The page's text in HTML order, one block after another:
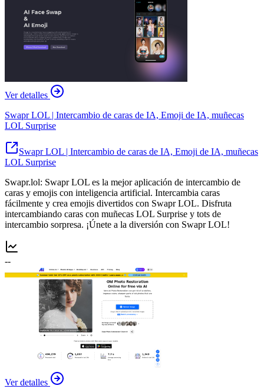
Ver detalles
Swapr LOL | Intercambio de caras de IA, Emoji de IA, muñecas
LOL Surprise
Swapr LOL | Intercambio de caras de IA, Emoji de IA, muñecas
LOL Surprise
Swapr.lol: Swapr LOL es la mejor aplicación de intercambio de
caras y emojis con inteligencia artificial. Intercambia caras
fácilmente y crea emojis divertidos con Swapr LOL. Disfruta
intercambiando caras con muñecas LOL Surprise y tots de
intercambio sorpresa. ¡Únete a la diversión con Swapr LOL!
--
Ver detalles